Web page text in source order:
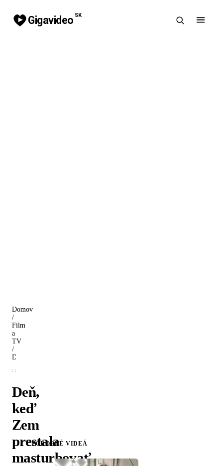
Gigavideo SK
Domov
/
Film
a
TV
/
Deň,
keď
Zem
prestala
masturbovať
PODOBNÉ VIDEÁ